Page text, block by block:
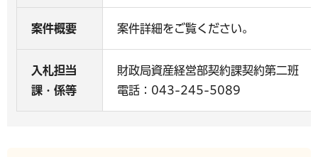
案件概要 案件詳細をご覧ください。
入札担当
課・係等
財政局資産経営部契約課契約第二班
電話：043-245-5089